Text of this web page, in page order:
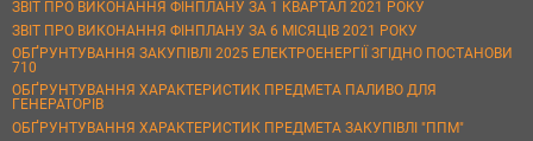
ЗВІТ ПРО ВИКОНАННЯ ФІНПЛАНУ ЗА 1 КВАРТАЛ 2021 РОКУ
ЗВІТ ПРО ВИКОНАННЯ ФІНПЛАНУ ЗА 6 МІСЯЦІВ 2021 РОКУ
ОБҐРУНТУВАННЯ ЗАКУПІВЛІ 2025 ЕЛЕКТРОЕНЕРГІЇ ЗГІДНО ПОСТАНОВИ
710
ОБҐРУНТУВАННЯ ХАРАКТЕРИСТИК ПРЕДМЕТА ПАЛИВО ДЛЯ
ГЕНЕРАТОРІВ
ОБҐРУНТУВАННЯ ХАРАКТЕРИСТИК ПРЕДМЕТА ЗАКУПІВЛІ "ППМ"